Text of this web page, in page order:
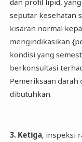
seputar kesehatan
kisaran normal
mengindikasikan
kondisi yang
berkonsultasi
Pemeriksaan darah
dibutuhkan.
3. Ketiga, inspeksi